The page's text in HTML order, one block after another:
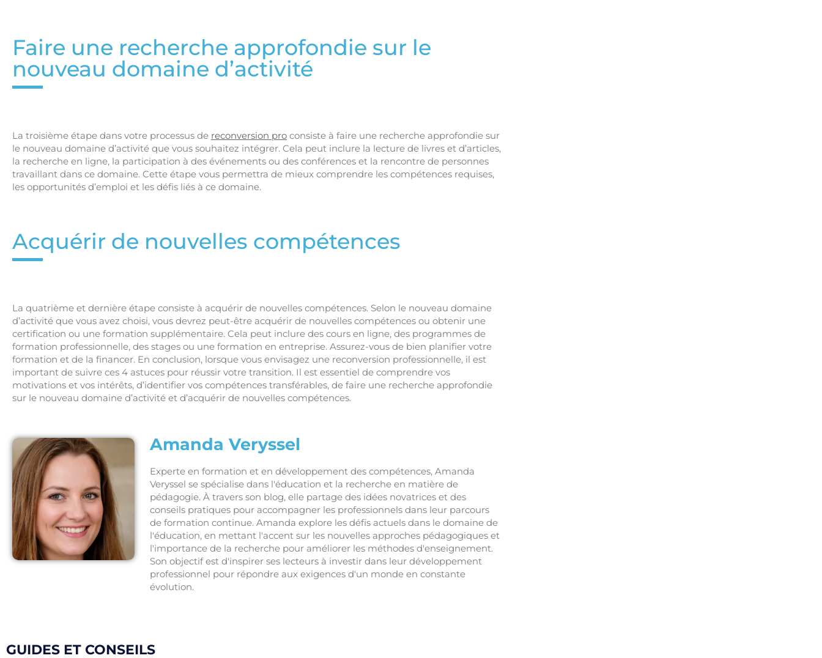
Faire une recherche approfondie sur le
nouveau domaine d’activité
La troisième étape dans votre processus de reconversion pro consiste à faire une recherche approfondie sur
le nouveau domaine d’activité que vous souhaitez intégrer. Cela peut inclure la lecture de livres et d’articles,
la recherche en ligne, la participation à des événements ou des conférences et la rencontre de personnes
travaillant dans ce domaine. Cette étape vous permettra de mieux comprendre les compétences requises,
les opportunités d’emploi et les défis liés à ce domaine.
Acquérir de nouvelles compétences
La quatrième et dernière étape consiste à acquérir de nouvelles compétences. Selon le nouveau domaine
d’activité que vous avez choisi, vous devrez peut-être acquérir de nouvelles compétences ou obtenir une
certification ou une formation supplémentaire. Cela peut inclure des cours en ligne, des programmes de
formation professionnelle, des stages ou une formation en entreprise. Assurez-vous de bien planifier votre
formation et de la financer. En conclusion, lorsque vous envisagez une reconversion professionnelle, il est
important de suivre ces 4 astuces pour réussir votre transition. Il est essentiel de comprendre vos
motivations et vos intérêts, d’identifier vos compétences transférables, de faire une recherche approfondie
sur le nouveau domaine d’activité et d’acquérir de nouvelles compétences.
Amanda Veryssel
Experte en formation et en développement des compétences, Amanda
Veryssel se spécialise dans l'éducation et la recherche en matière de
pédagogie. À travers son blog, elle partage des idées novatrices et des
conseils pratiques pour accompagner les professionnels dans leur parcours
de formation continue. Amanda explore les défis actuels dans le domaine de
l'éducation, en mettant l'accent sur les nouvelles approches pédagogiques et
l'importance de la recherche pour améliorer les méthodes d'enseignement.
Son objectif est d'inspirer ses lecteurs à investir dans leur développement
professionnel pour répondre aux exigences d'un monde en constante
évolution.
GUIDES ET CONSEILS